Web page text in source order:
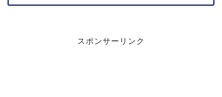
スポンサーリンク